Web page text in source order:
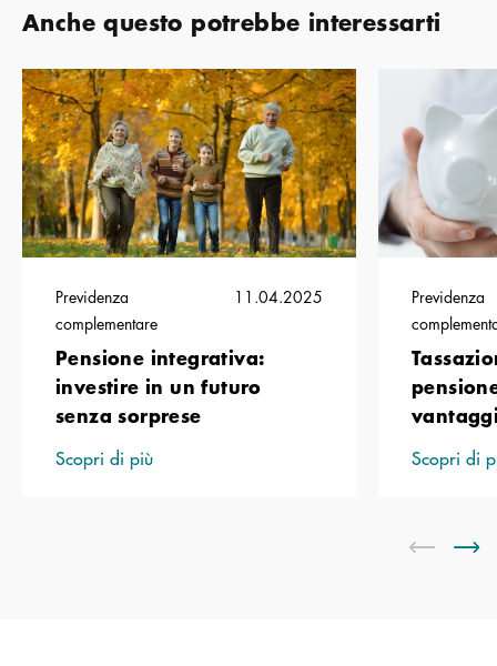
Anche questo potrebbe interessarti
Previdenza
complementare
11.04.2025
Pensione integrativa:
investire in un futuro
senza sorprese
Scopri di più
Previdenza
Scopri di